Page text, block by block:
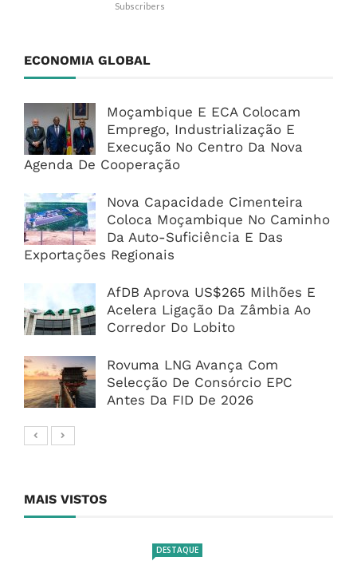
Subscribers
ECONOMIA GLOBAL
Moçambique E ECA Colocam
Emprego, Industrialização E
Execução No Centro Da Nova
Agenda De Cooperação
Nova Capacidade Cimenteira
Coloca Moçambique No Caminho
Da Auto-Suficiência E Das
Exportações Regionais
AfDB Aprova US$265 Milhões E
Acelera Ligação Da Zâmbia Ao
Corredor Do Lobito
Rovuma LNG Avança Com
Selecção De Consórcio EPC
Antes Da FID De 2026
MAIS VISTOS
DESTAQUE